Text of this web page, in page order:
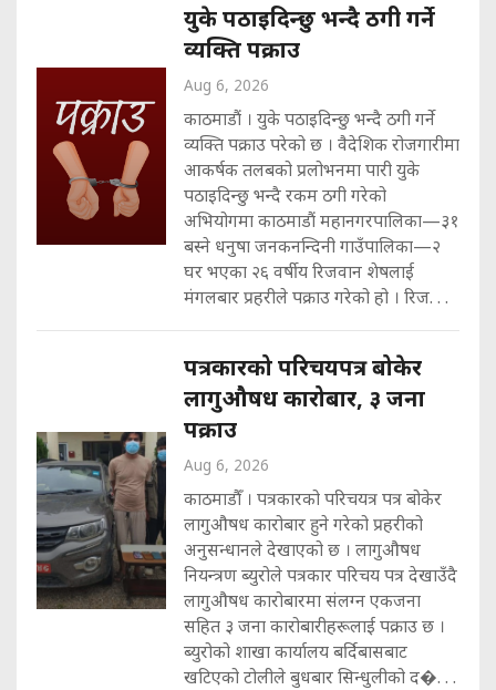
युके पठाइदिन्छु भन्दै ठगी गर्ने
व्यक्ति पक्राउ
Aug 6, 2026
काठमाडौं । युके पठाइदिन्छु भन्दै ठगी गर्ने
व्यक्ति पक्राउ परेको छ । वैदेशिक रोजगारीमा
आकर्षक तलबको प्रलोभनमा पारी युके
पठाइदिन्छु भन्दै रकम ठगी गरेको
अभियोगमा काठमाडौं महानगरपालिका—३१
बस्ने धनुषा जनकनन्दिनी गाउँपालिका—२
घर भएका २६ वर्षीय रिजवान शेषलाई
मंगलबार प्रहरीले पक्राउ गरेको हो । रिज. . .
पत्रकारको परिचयपत्र बोकेर
लागुऔषध कारोबार, ३ जना
पक्राउ
Aug 6, 2026
काठमाडौँ । पत्रकारको परिचयत्र पत्र बोकेर
लागुऔषध कारोबार हुने गरेको प्रहरीको
अनुसन्धानले देखाएको छ । लागुऔषध
नियन्त्रण ब्युरोले पत्रकार परिचय पत्र देखाउँदै
लागुऔषध कारोबारमा संलग्न एकजना
सहित ३ जना कारोबारीहरूलाई पक्राउ छ ।
ब्युरोको शाखा कार्यालय बर्दिबासबाट
खटिएको टोलीले बुधबार सिन्धुलीको द�. . .